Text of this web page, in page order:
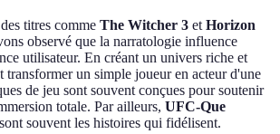
titres comme The Witcher 3 et Horizon
observé que la narratologie influence
utilisateur. En créant un univers riche et
transformer un simple joueur en acteur d'une
de jeu sont souvent conçues pour soutenir
totale. Par ailleurs, UFC-Que
souvent les histoires qui fidélisent.